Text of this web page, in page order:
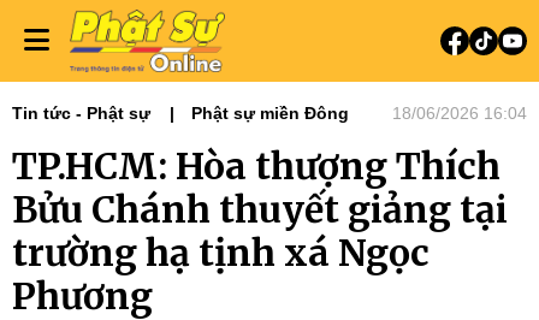
Tin tức - Phật sự Phật sự miền Đông 18/06/2026 16:04
TP.HCM: Hòa thượng Thích
Bửu Chánh thuyết giảng tại
trường hạ tịnh xá Ngọc
Phương